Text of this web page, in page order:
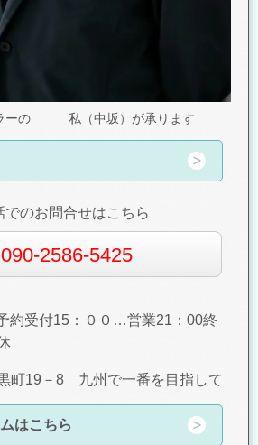
ーの 私（中坂）が承ります
でのお問合せはこちら
090-2586-5425
約受付15：００…営業21：00終
町19－8 九州で一番を目指して
はこちら